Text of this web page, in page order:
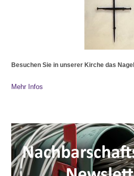
Besuchen Sie in unserer Kirche das
Mehr Infos